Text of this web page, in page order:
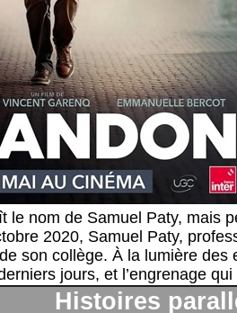
le nom de Samuel Paty, mais
2020, Samuel Paty,
son collège. À la lumière des
jours, et l’engrenage
Histoires